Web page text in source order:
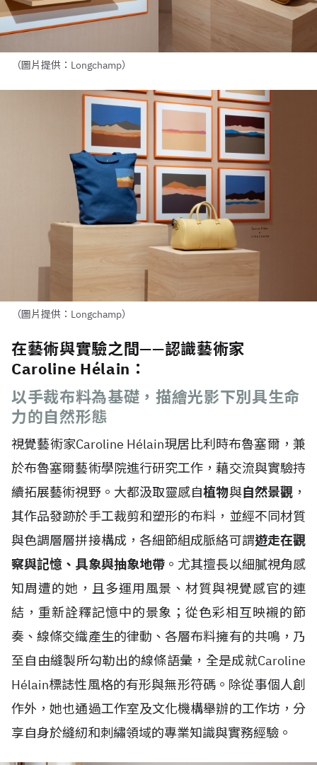
（圖片提供：Longchamp）
（圖片提供：Longchamp）
在藝術與實驗之間——認識藝術家
Caroline Hélain：
以手裁布料為基礎，描繪光影下別具生命
力的自然形態
視覺藝術家Caroline Hélain現居比利時布魯塞爾，兼
於布魯塞爾藝術學院進行研究工作，藉交流與實驗持
續拓展藝術視野。大都汲取靈感自植物與自然景觀 ，
其作品發跡於手工裁剪和塑形的布料，並經不同材質
與色調層層拼接構成，各細節組成脈絡可謂遊走在觀
察與記憶、具象與抽象地帶 。尤其擅長以細膩視角感
知周遭的她，且多運用風景、材質與視覺感官的連
結，重新詮釋記憶中的景象；從色彩相互映襯的節
奏、線條交織產生的律動、各層布料擁有的共鳴，乃
至自由縫製所勾勒出的線條語彙，全是成就Caroline
Hélain標誌性風格的有形與無形符碼。除從事個人創
作外，她也通過工作室及文化機構舉辦的工作坊，分
享自身於縫紉和刺繡領域的專業知識與實務經驗。